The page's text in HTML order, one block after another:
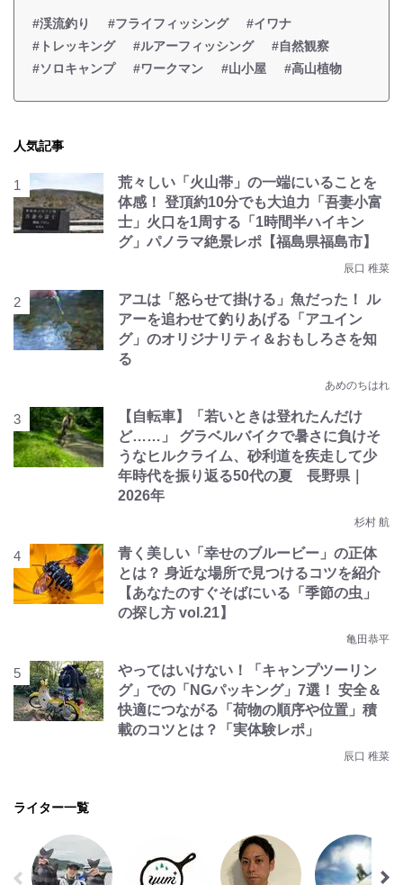
#渓流釣り #フライフィッシング
#イワナ
#トレッキング
#ルアーフィッシング
#自然観察
#ソロキャンプ
#ワークマン #山小屋 #高山植物
人気記事
荒々しい「火山帯」の一端にいることを
体感！ 登頂約10分でも大迫力「吾妻小富
士」火口を1周する「1時間半ハイキン
グ」パノラマ絶景レポ【福島県福島市】
辰口 稚菜
アユは「怒らせて掛ける」魚だった！ ル
アーを追わせて釣りあげる「アユイン
グ」のオリジナリティ＆おもしろさを知
る
あめのちはれ
【自転車】「若いときは登れたんだけ
ど……」 グラベルバイクで暑さに負けそ
うなヒルクライム、砂利道を疾走して少
年時代を振り返る50代の夏 長野県｜
2026年
杉村 航
青く美しい「幸せのブルービー」の正体
とは？ 身近な場所で見つけるコツを紹介
【あなたのすぐそばにいる「季節の虫」
の探し方 vol.21】
亀田恭平
やってはいけない！「キャンプツーリン
グ」での「NGパッキング」7選！ 安全＆
快適につながる「荷物の順序や位置」積
載のコツとは？「実体験レポ」
辰口 稚菜
ライター一覧